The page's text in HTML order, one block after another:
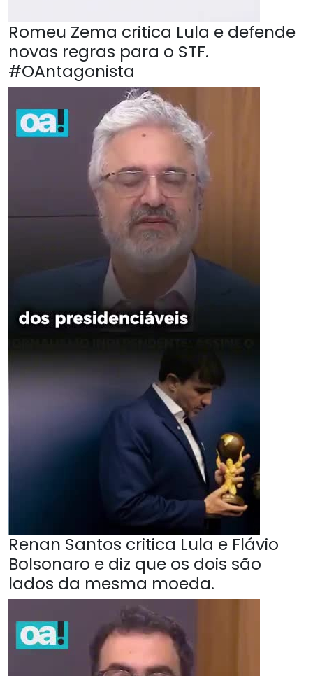
Romeu Zema critica Lula e defende
novas regras para o STF.
#OAntagonista
Renan Santos critica Lula e Flávio
Bolsonaro e diz que os dois são
lados da mesma moeda.